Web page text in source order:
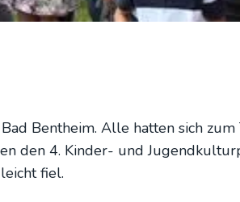
Bent­heim. Alle hat­ten sich
den 4. Kin­der- und
fiel.